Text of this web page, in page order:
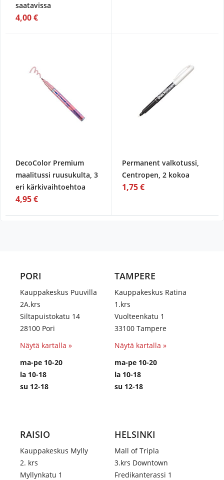
saatavissa
4,00 €
DecoColor Premium
maalitussi ruusukulta, 3
eri kärkivaihtoehtoa
4,95 €
Permanent valkotussi,
Centropen, 2 kokoa
1,75 €
PORI
Kauppakeskus Puuvilla
2A.krs
Siltapuistokatu 14
28100 Pori
Näytä kartalla »
ma-pe 10-20
la 10-18
su 12-18
TAMPERE
Kauppakeskus Ratina
1.krs
Vuolteenkatu 1
33100 Tampere
Näytä kartalla »
ma-pe 10-20
la 10-18
su 12-18
RAISIO
Kauppakeskus Mylly
2. krs
Myllynkatu 1
HELSINKI
Mall of Tripla
3.krs Downtown
Fredikanterassi 1